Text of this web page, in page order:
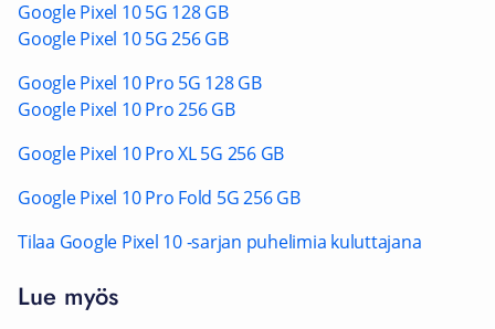
Google Pixel 10 5G 128 GB
Google Pixel 10 5G 256 GB
Google Pixel 10 Pro 5G 128 GB
Google Pixel 10 Pro 256 GB
Google Pixel 10 Pro XL 5G 256 GB
Google Pixel 10 Pro Fold 5G 256 GB
Tilaa Google Pixel 10 -sarjan puhelimia kuluttajana
Lue myös